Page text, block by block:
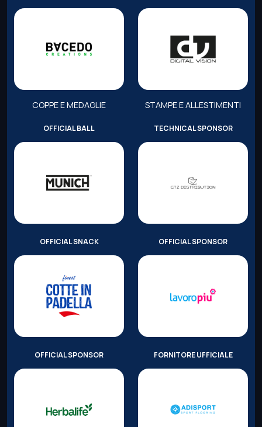
COPPE E MEDAGLIE STAMPE E ALLESTIMENTI
OFFICIAL BALL TECHNICAL SPONSOR
OFFICIAL SNACK OFFICIAL SPONSOR
OFFICIAL SPONSOR FORNITORE UFFICIALE